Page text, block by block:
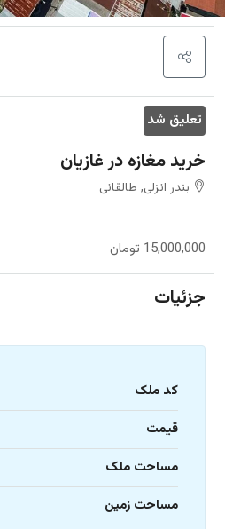
تعلیق شد
خرید مغازه در غازیان
بندر انزلی, طالقانی
15,000,000 تومان
جزئیات
کد ملک
قیمت
مساحت ملک
مساحت زمین